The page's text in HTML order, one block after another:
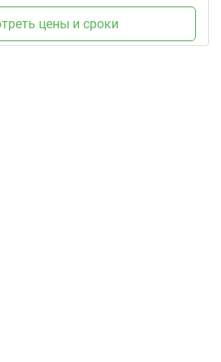
цены и сроки